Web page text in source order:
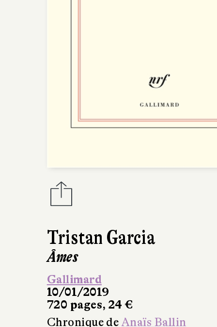
Tristan Garcia
Âmes
Gallimard
10/01/2019
720 pages, 24 €
Chronique de Anaïs Ballin